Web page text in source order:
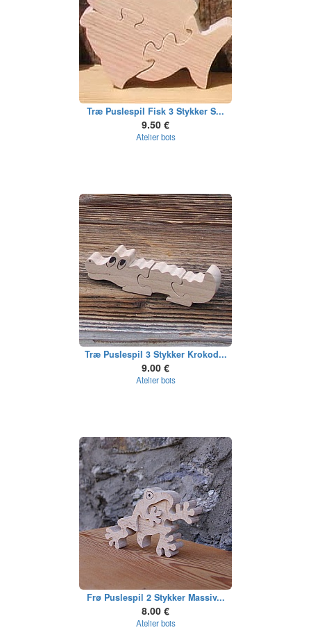
Træ Puslespil Fisk 3 Stykker S...
9.50 €
Atelier bois
Træ Puslespil 3 Stykker Krokod...
9.00 €
Atelier bois
Frø Puslespil 2 Stykker Massiv...
8.00 €
Atelier bois